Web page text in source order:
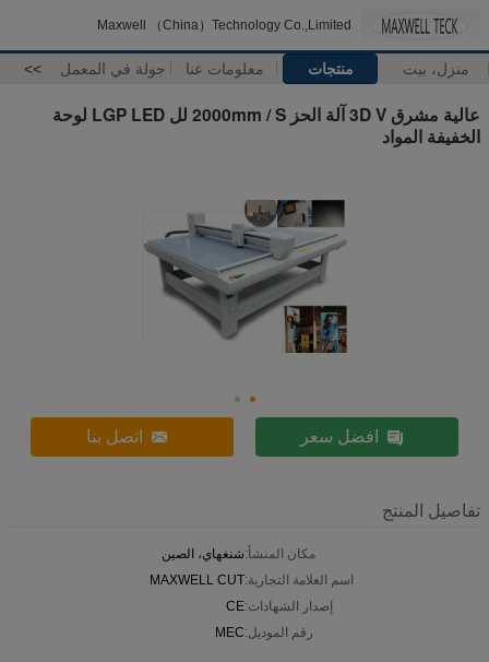
Maxwell （China）Technology Co.,Limited
منزل، بيت منتجات معلومات عنا جولة في المعمل >>
عالية مشرق 3D V آلة الحز 2000mm / S لل LGP LED لوحة
الخفيفة المواد
افضل سعر اتصل بنا
تفاصيل المنتج
مكان المنشأ:شنغهاي، الصين
اسم العلامة التجارية:MAXWELL CUT
إصدار الشهادات:CE
رقم الموديل:MEC